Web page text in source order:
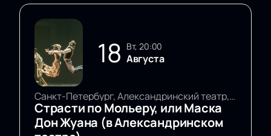
18 вт, 20:00
Августа
Санкт-Петербург, Александринский театр, Основная сцена
Страсти по Мольеру, или Маска
Дон Жуана (в Александринском